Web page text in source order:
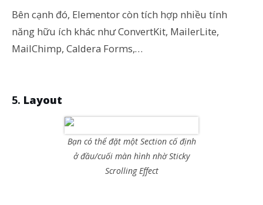
Bên cạnh đó, Elementor còn tích hợp nhiều tính
năng hữu ích khác như ConvertKit, MailerLite,
MailChimp, Caldera Forms,…
Layout
Bạn có thể đặt một Section cố định
ở đầu/cuối màn hình nhờ Sticky
Scrolling Effect